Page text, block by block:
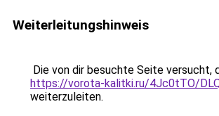
Weiterleitungshinweis
Die von dir besuchte Seite versucht,
https://vorota-kalitki.ru/4Jc0tTO/
weiterzuleiten.